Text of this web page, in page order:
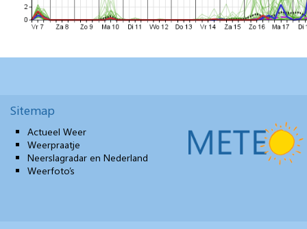
Sitemap
Actueel Weer
Weerpraatje
Neerslagradar en Nederland
Weerfoto’s